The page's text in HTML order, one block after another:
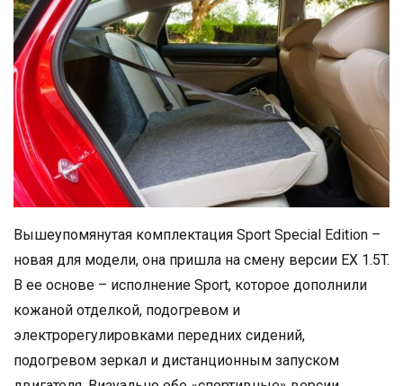
Вышеупомянутая комплектация Sport Special Edition –
новая для модели, она пришла на смену версии EX 1.5T.
В ее основе – исполнение Sport, которое дополнили
кожаной отделкой, подогревом и
электрорегулировками передних сидений,
подогревом зеркал и дистанционным запуском